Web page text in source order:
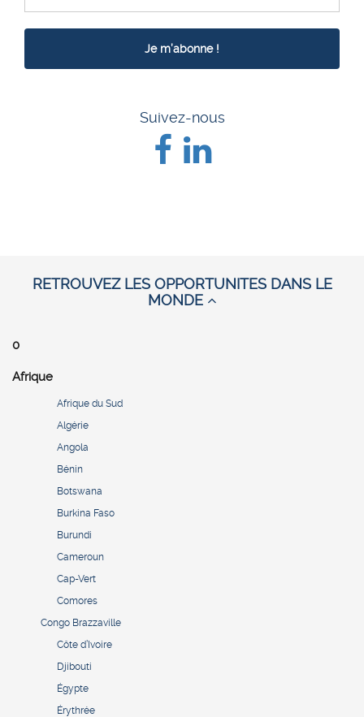
Suivez-nous
RETROUVEZ LES OPPORTUNITES DANS LE
MONDE
0
Afrique
Afrique du Sud
Algérie
Angola
Bénin
Botswana
Burkina Faso
Burundi
Cameroun
Cap-Vert
Comores
Congo Brazzaville
Côte d’Ivoire
Djibouti
Égypte
Érythrée